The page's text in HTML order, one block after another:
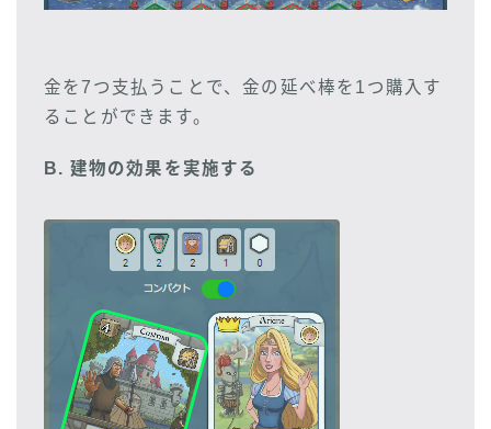
金を7つ支払うことで、金の延べ棒を1つ購入す
ることができます。
B. 建物の効果を実施する